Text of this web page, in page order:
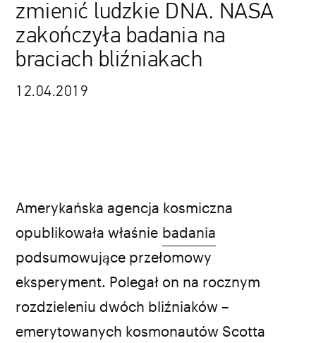
zmienić ludzkie DNA. NASA
zakończyła badania na
braciach bliźniakach
12.04.2019
FACEBOOK TWITTER PINTEREST
Amerykańska agencja kosmiczna
opublikowała właśnie badania
podsumowujące przełomowy
eksperyment. Polegał on na rocznym
rozdzieleniu dwóch bliźniaków –
emerytowanych kosmonautów Scotta